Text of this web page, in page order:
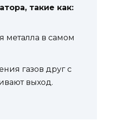
такие как:
металла в самом
газов друг с
выход.